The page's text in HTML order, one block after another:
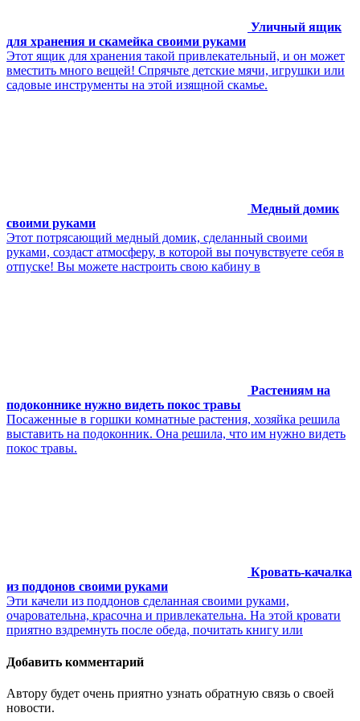
Уличный ящик
для хранения и скамейка своими руками
Этот ящик для хранения такой привлекательный, и он может
вместить много вещей! Спрячьте детские мячи, игрушки или
садовые инструменты на этой изящной скамье.
Медный домик
своими руками
Этот потрясающий медный домик, сделанный своими
руками, создаст атмосферу, в которой вы почувствуете себя в
отпуске! Вы можете настроить свою кабину в
Растениям на
подоконнике нужно видеть покос травы
Посаженные в горшки комнатные растения, хозяйка решила
выставить на подоконник. Она решила, что им нужно видеть
покос травы.
Кровать-качалка
из поддонов своими руками
Эти качели из поддонов сделанная своими руками,
очаровательна, красочна и привлекательна. На этой кровати
приятно вздремнуть после обеда, почитать книгу или
Добавить комментарий
Автору будет очень приятно узнать обратную связь о своей
новости.